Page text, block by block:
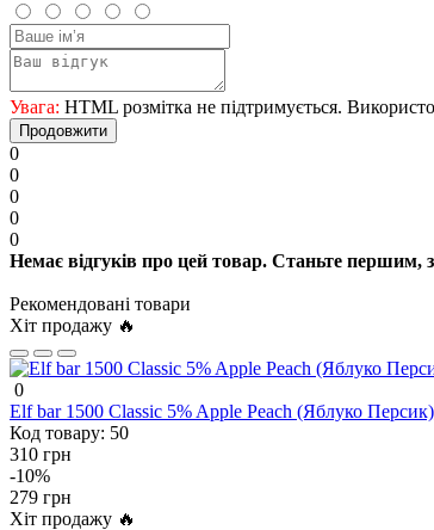
Увага: HTML розмітка не підтримується.
Продовжити
0
0
0
0
0
Немає відгуків про цей товар. Станьте першим,
Рекомендовані товари
Хіт продажу 🔥
0
Elf bar 1500 Classic 5% Apple Peach (Яблуко
Код товару: 50
310 грн
-10%
279 грн
Хіт продажу 🔥